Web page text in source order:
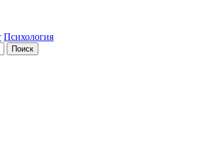
Психология
Поиск